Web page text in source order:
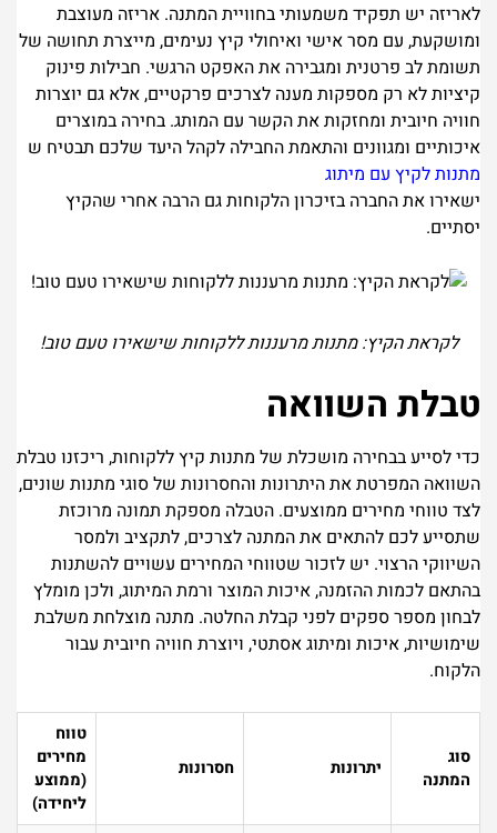
לאריזה יש תפקיד משמעותי בחוויית המתנה. אריזה מעוצבת
ומושקעת, עם מסר אישי ואיחולי קיץ נעימים, מייצרת תחושה של
תשומת לב פרטנית ומגבירה את האפקט הרגשי. חבילות פינוק
קיציות לא רק מספקות מענה לצרכים פרקטיים, אלא גם יוצרות
חוויה חיובית ומחזקות את הקשר עם המותג. בחירה במוצרים
איכותיים ומגוונים והתאמת החבילה לקהל היעד שלכם תבטיח ש
מתנות לקיץ עם מיתוג
ישאירו את החברה בזיכרון הלקוחות גם הרבה אחרי שהקיץ
יסתיים.
לקראת הקיץ: מתנות מרעננות ללקוחות שישאירו טעם טוב!
טבלת השוואה
כדי לסייע בבחירה מושכלת של מתנות קיץ ללקוחות, ריכזנו טבלת
השוואה המפרטת את היתרונות והחסרונות של סוגי מתנות שונים,
לצד טווחי מחירים ממוצעים. הטבלה מספקת תמונה מרוכזת
שתסייע לכם להתאים את המתנה לצרכים, לתקציב ולמסר
השיווקי הרצוי. יש לזכור שטווחי המחירים עשויים להשתנות
בהתאם לכמות ההזמנה, איכות המוצר ורמת המיתוג, ולכן מומלץ
לבחון מספר ספקים לפני קבלת החלטה. מתנה מוצלחת משלבת
שימושיות, איכות ומיתוג אסתטי, ויוצרת חוויה חיובית עבור
הלקוח.
סוג
המתנה
יתרונות חסרונות
טווח
מחירים
(ממוצע
ליחידה)